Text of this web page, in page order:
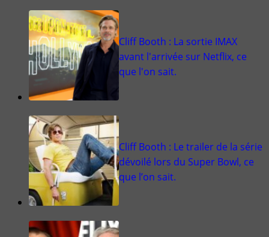
Cliff Booth : La sortie IMAX
avant l'arrivée sur Netflix, ce
que l'on sait.
Cliff Booth : Le trailer de la série
dévoilé lors du Super Bowl, ce
que l’on sait.